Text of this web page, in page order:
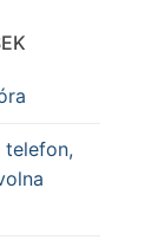
telefon,